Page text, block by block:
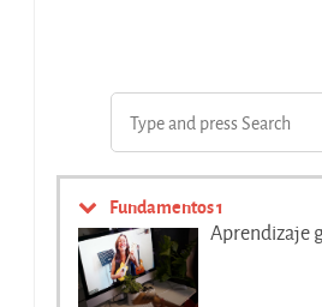
Fundamentos 1
Aprendizaje